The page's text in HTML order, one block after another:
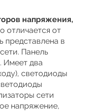
напряжения,
отличается от
представлена в
Панель
Имеет два
светодиоды
сети
напряжение,